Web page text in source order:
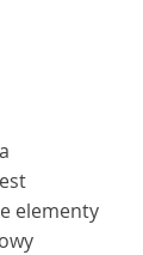
elementy